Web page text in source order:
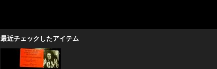
最近チェックしたアイテム